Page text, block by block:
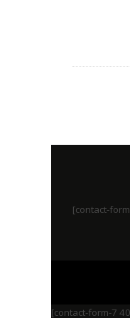
[contact-
[contact-form-7